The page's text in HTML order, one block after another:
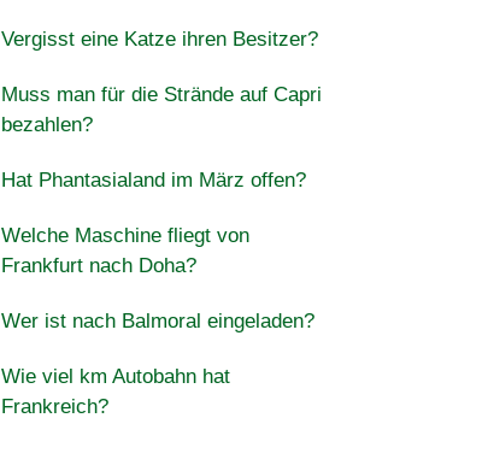
Vergisst eine Katze ihren Besitzer?
Muss man für die Strände auf Capri
bezahlen?
Hat Phantasialand im März offen?
Welche Maschine fliegt von
Frankfurt nach Doha?
Wer ist nach Balmoral eingeladen?
Wie viel km Autobahn hat
Frankreich?